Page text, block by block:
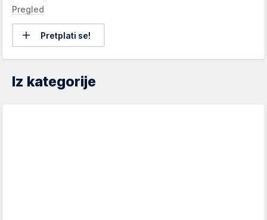
Pregled
Pretplati se!
Iz kategorije